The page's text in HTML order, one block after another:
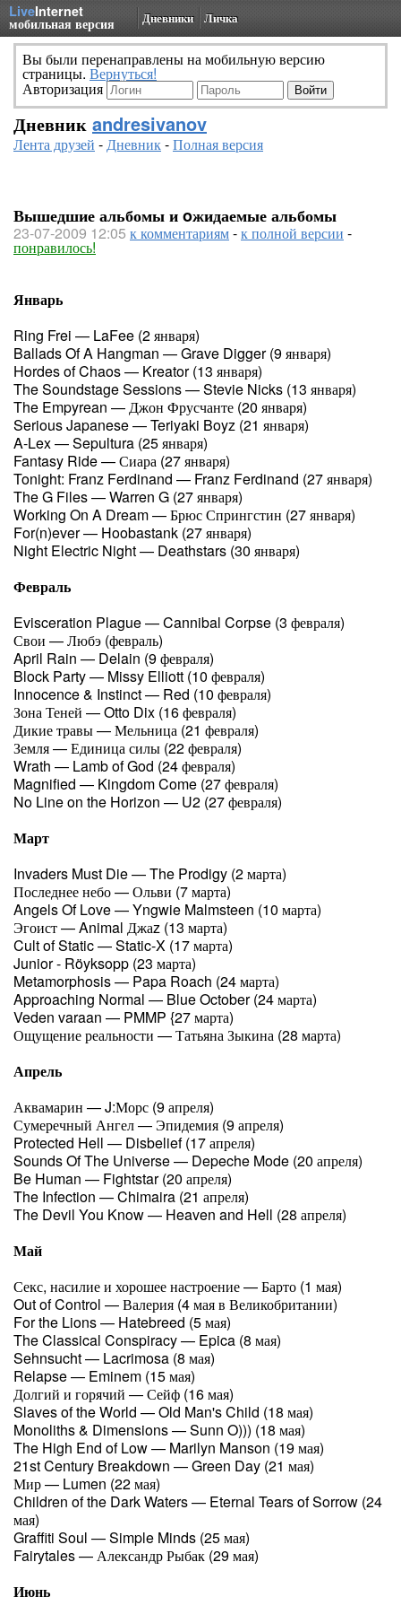
LiveInternet
мобильная версия Дневники Личка
Вы были перенаправлены на мобильную версию
страницы. Вернуться!
Авторизация
Дневник andresivanov
Лента друзей -Дневник-Полная версия
Вышедшие альбомы и oжидаемые альбомы
23-07-2009 12:05 к комментариям-к полной версии -
понравилось!
Январь
Ring Frei — LaFee (2 января)
Ballads Of A Hangman — Grave Digger (9 января)
Hordes of Chaos — Kreator (13 января)
The Soundstage Sessions — Stevie Nicks (13 января)
The Empyrean — Джон Фрусчанте (20 января)
Serious Japanese — Teriyaki Boyz (21 января)
A-Lex — Sepultura (25 января)
Fantasy Ride — Сиара (27 января)
Tonight: Franz Ferdinand — Franz Ferdinand (27 января)
The G Files — Warren G (27 января)
Working On A Dream — Брюс Спрингстин (27 января)
For(n)ever — Hoobastank (27 января)
Night Electric Night — Deathstars (30 января)
Февраль
Evisceration Plague — Cannibal Corpse (3 февраля)
Свои — Любэ (февраль)
April Rain — Delain (9 февраля)
Block Party — Missy Elliott (10 февраля)
Innocence & Instinct — Red (10 февраля)
Зона Теней — Otto Dix (16 февраля)
Дикие травы — Мельница (21 февраля)
Земля — Единица силы (22 февраля)
Wrath — Lamb of God (24 февраля)
Magnified — Kingdom Come (27 февраля)
No Line on the Horizon — U2 (27 февраля)
Март
Invaders Must Die — The Prodigy (2 марта)
Последнее небо — Ольви (7 марта)
Angels Of Love — Yngwie Malmsteen (10 марта)
Эгоист — Animal Джаz (13 марта)
Cult of Static — Static-X (17 марта)
Junior - Röyksopp (23 марта)
Metamorphosis — Papa Roach (24 марта)
Approaching Normal — Blue October (24 марта)
Veden varaan — PMMP {27 марта)
Ощущение реальности — Татьяна Зыкина (28 марта)
Апрель
Аквамарин — J:Морс (9 апреля)
Сумеречный Ангел — Эпидемия (9 апреля)
Protected Hell — Disbelief (17 апреля)
Sounds Of The Universe — Depeche Mode (20 апреля)
Be Human — Fightstar (20 апреля)
The Infection — Chimaira (21 апреля)
The Devil You Know — Heaven and Hell (28 апреля)
Май
Секс, насилие и хорошее настроение — Барто (1 мая)
Out of Control — Валерия (4 мая в Великобритании)
For the Lions — Hatebreed (5 мая)
The Classical Conspiracy — Epica (8 мая)
Sehnsucht — Lacrimosa (8 мая)
Relapse — Eminem (15 мая)
Долгий и горячий — Сейф (16 мая)
Slaves of the World — Old Man's Child (18 мая)
Monoliths & Dimensions — Sunn O))) (18 мая)
The High End of Low — Marilyn Manson (19 мая)
21st Century Breakdown — Green Day (21 мая)
Мир — Lumen (22 мая)
Children of the Dark Waters — Eternal Tears of Sorrow (24
мая)
Graffiti Soul — Simple Minds (25 мая)
Fairytales — Александр Рыбак (29 мая)
Июнь